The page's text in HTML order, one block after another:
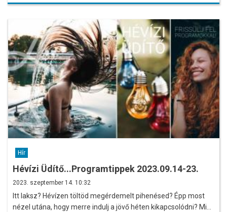
Hír
Hévízi Üdítő...Programtippek 2023.09.14-23.
2023. szeptember 14. 10:32
Itt laksz? Hévízen töltöd megérdemelt pihenésed? Épp most
nézel utána, hogy merre indulj a jövő héten kikapcsolódni? Mi…